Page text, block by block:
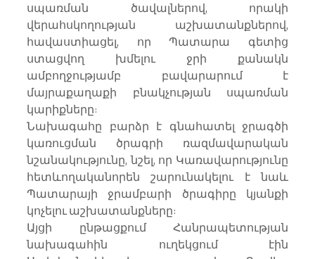
սպառման ծավալներով, որակի
վերահսկողության աշխատանքներով,
հավաստիացել, որ Պատարա գետից
ստացվող խմելու ջրի քանակն
ամբողջությամբ բավարարում է
մայրաքաղաքի բնակչության սպառման
կարիքները:
Նախագահը բարձր է գնահատել ջրագծի
կառուցման ծրագրի ռազմավարական
նշանակությունը, նշել, որ Կառավարությունը
հետևողականորեն շարունակելու է նաև
Պատարայի ջրամբարի ծրագիրը կյանքի
կոչելու աշխատանքները:
Այցի ընթացքում Հանրապետության
նախագահին ուղեկցում էին